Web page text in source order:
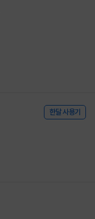
한달 사용기